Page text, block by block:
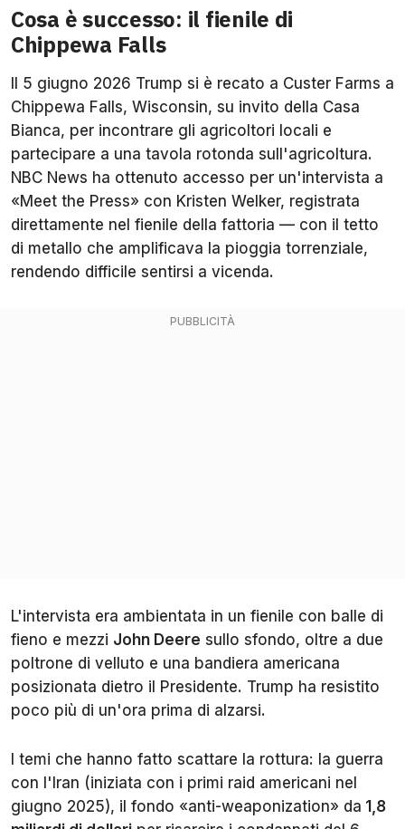
Cosa è successo: il fienile di
Chippewa Falls
Il 5 giugno 2026 Trump si è recato a Custer Farms a
Chippewa Falls, Wisconsin, su invito della Casa
Bianca, per incontrare gli agricoltori locali e
partecipare a una tavola rotonda sull'agricoltura.
NBC News ha ottenuto accesso per un'intervista a
«Meet the Press» con Kristen Welker, registrata
direttamente nel fienile della fattoria — con il tetto
di metallo che amplificava la pioggia torrenziale,
rendendo difficile sentirsi a vicenda.
L'intervista era ambientata in un fienile con balle di
fieno e mezzi John Deere sullo sfondo, oltre a due
poltrone di velluto e una bandiera americana
posizionata dietro il Presidente. Trump ha resistito
poco più di un'ora prima di alzarsi.
I temi che hanno fatto scattare la rottura: la guerra
con l'Iran (iniziata con i primi raid americani nel
giugno 2025), il fondo «anti-weaponization» da 1,8